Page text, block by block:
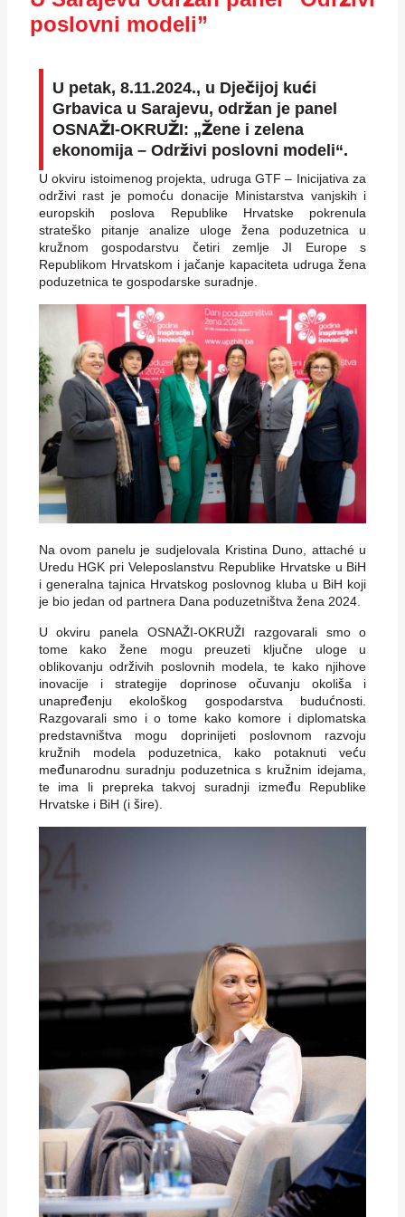
poslovni modeli”
U petak, 8.11.2024., u Dječijoj kući
Grbavica u Sarajevu, održan je panel
OSNAŽI-OKRUŽI: „Žene i zelena
ekonomija – Održivi poslovni modeli“.
U okviru istoimenog projekta, udruga GTF – Inicijativa za
održivi rast je pomoću donacije Ministarstva vanjskih i
europskih poslova Republike Hrvatske pokrenula
strateško pitanje analize uloge žena poduzetnica u
kružnom gospodarstvu četiri zemlje JI Europe s
Republikom Hrvatskom i jačanje kapaciteta udruga žena
poduzetnica te gospodarske suradnje.
Na ovom panelu je sudjelovala Kristina Duno, attaché u
Uredu HGK pri Veleposlanstvu Republike Hrvatske u BiH
i generalna tajnica Hrvatskog poslovnog kluba u BiH koji
je bio jedan od partnera Dana poduzetništva žena 2024.
U okviru panela OSNAŽI-OKRUŽI razgovarali smo o
tome kako žene mogu preuzeti ključne uloge u
oblikovanju održivih poslovnih modela, te kako njihove
inovacije i strategije doprinose očuvanju okoliša i
unapređenju ekološkog gospodarstva budućnosti.
Razgovarali smo i o tome kako komore i diplomatska
predstavništva mogu doprinijeti poslovnom razvoju
kružnih modela poduzetnica, kako potaknuti veću
međunarodnu suradnju poduzetnica s kružnim idejama,
te ima li prepreka takvoj suradnji između Republike
Hrvatske i BiH (i šire).